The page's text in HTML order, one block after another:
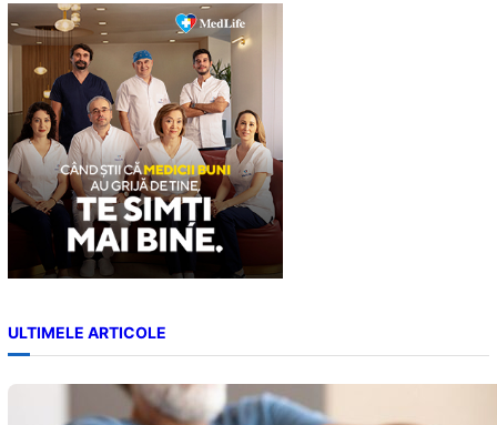
c
h
ULTIMELE ARTICOLE